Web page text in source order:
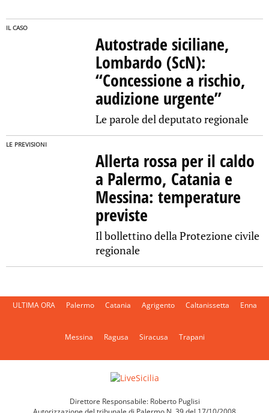
IL CASO
Autostrade siciliane,
Lombardo (ScN):
“Concessione a rischio,
audizione urgente”
Le parole del deputato regionale
LE PREVISIONI
Allerta rossa per il caldo
a Palermo, Catania e
Messina: temperature
previste
Il bollettino della Protezione civile
regionale
ULTIMA ORA Palermo Catania Agrigento Caltanissetta Enna
Messina Ragusa Siracusa Trapani
Direttore Responsabile: Roberto Puglisi